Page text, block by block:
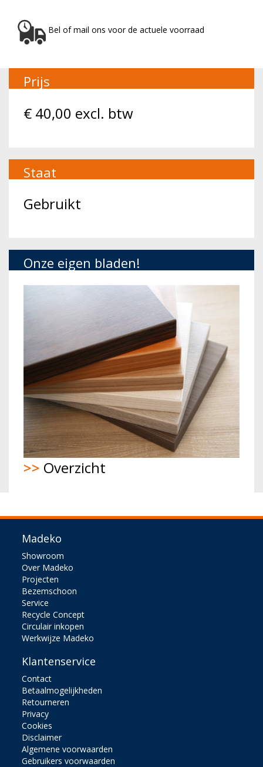
Bel of mail ons voor de actuele voorraad
Prijs
€ 40,00 excl. btw
Staat
Gebruikt
Onze eigen bladen!
>> Overzicht
Madeko
Showroom
Over Madeko
Projecten
Bezemschoon
Service
Recycle Concept
Circulair inkopen
Werkwijze Madeko
Klantenservice
Contact
Betaalmogelijkheden
Retourneren
Privacy
Cookies
Disclaimer
Algemene voorwaarden
Gebruikers voorwaarden